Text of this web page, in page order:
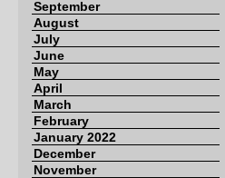
September
August
July
June
May
April
March
February
January 2022
December
November